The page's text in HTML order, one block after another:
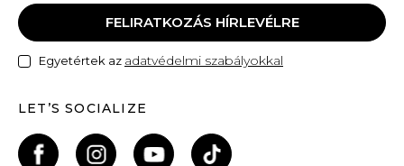
FELIRATKOZÁS HÍRLEVÉLRE
Egyetértek az adatvédelmi szabályokkal
LET’S SOCIALIZE